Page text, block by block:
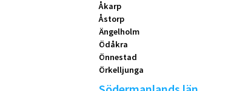
Åkarp
Åstorp
Ängelholm
Ödåkra
Önnestad
Örkelljunga